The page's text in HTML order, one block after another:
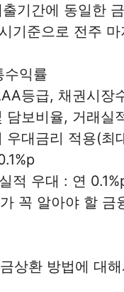
기간에 동일한
기준으로 전주
수익률
등급, 채권시장
보비율, 거래실
대금리 적용(최
적 우대 : 연
꼭 알아야 할 금
상환 방법에 대